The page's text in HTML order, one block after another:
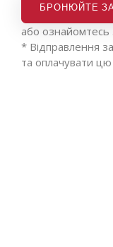
БРОНЮЙТЕ
або ознайомтесь
* Відправлення
та оплачувати цю